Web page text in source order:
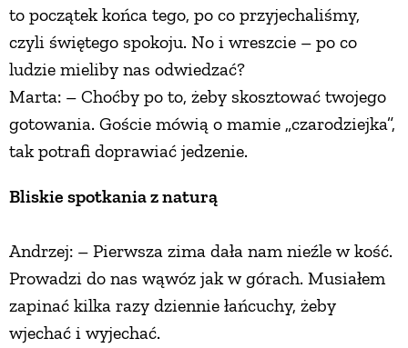
to początek końca tego, po co przyjechaliśmy,
czyli świętego spokoju. No i wreszcie – po co
ludzie mieliby nas odwiedzać?
Marta: – Choćby po to, żeby skosztować twojego
gotowania. Goście mówią o mamie „czarodziejka”,
tak potrafi doprawiać jedzenie.
Bliskie spotkania z naturą
Andrzej: – Pierwsza zima dała nam nieźle w kość.
Prowadzi do nas wąwóz jak w górach. Musiałem
zapinać kilka razy dziennie łańcuchy, żeby
wjechać i wyjechać.